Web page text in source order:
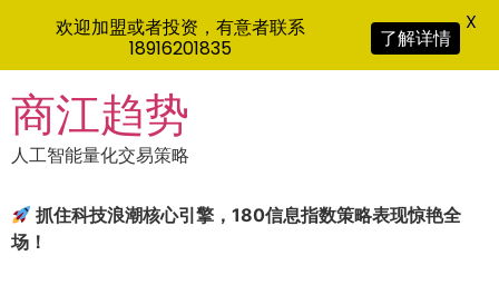
to
content
商江趋势
人工智能量化交易策略
抓住科技浪潮核心引擎，180信息指数策略表现惊艳全
场！
欢迎加盟或者投资，有意者联系
18916201835
了解详情
X